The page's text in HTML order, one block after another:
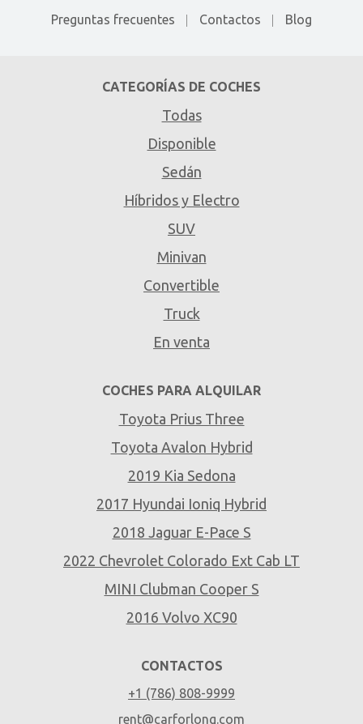
Preguntas frecuentes Contactos Blog
CATEGORÍAS DE COCHES
Todas
Disponible
Sedán
Híbridos y Electro
SUV
Minivan
Convertible
Truck
En venta
COCHES PARA ALQUILAR
Toyota Prius Three
Toyota Avalon Hybrid
2019 Kia Sedona
2017 Hyundai Ioniq Hybrid
2018 Jaguar E-Pace S
2022 Chevrolet Colorado Ext Cab LT
MINI Clubman Cooper S
2016 Volvo XC90
CONTACTOS
+1 (786) 808-9999
rent@carforlong.com